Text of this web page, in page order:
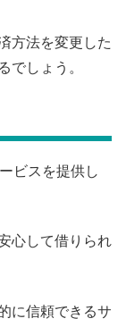
方法を変更した
でしょう。
ビスを提供し
心して借りられ
に信頼できるサ